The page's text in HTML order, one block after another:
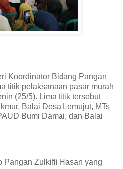
Koordinator Bidang Pangan
titik pelaksanaan pasar murah
(25/5). Lima titik tersebut
Balai Desa Lemujut, MTs
Bumi Damai, dan Balai
Pangan Zulkifli Hasan yang